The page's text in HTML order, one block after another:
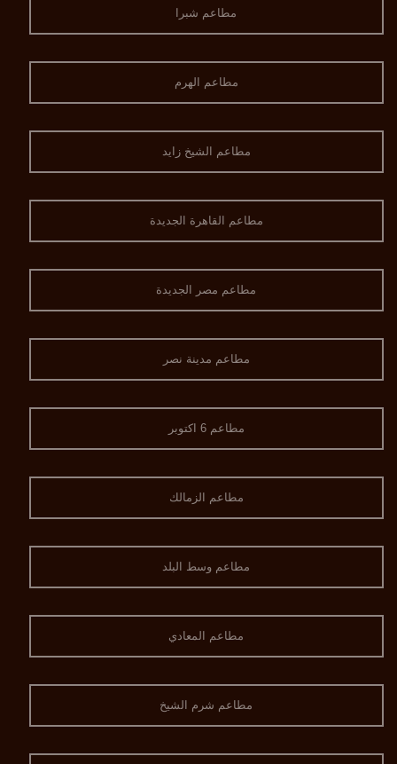
مطاعم شبرا
مطاعم الهرم
مطاعم الشيخ زايد
مطاعم القاهرة الجديدة
مطاعم مصر الجديدة
مطاعم مدينة نصر
مطاعم 6 اكتوبر
مطاعم الزمالك
مطاعم وسط البلد
مطاعم المعادي
مطاعم شرم الشيخ